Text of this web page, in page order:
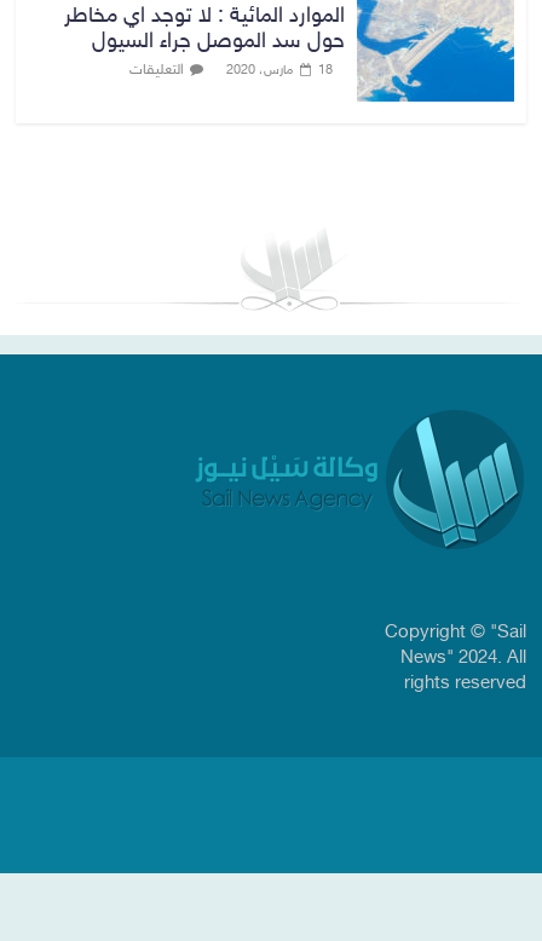
الموارد المائية : لا توجد اي مخاطر
حول سد الموصل جراء السيول
18 مارس، 2020 التعليقات
Copyright © "Sail
News" 2024. All
rights reserved